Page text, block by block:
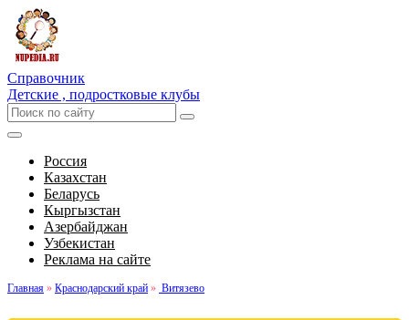
Справочник
Детские , подростковые клубы
Россия
Казахстан
Беларусь
Кыргызстан
Азербайджан
Узбекистан
Реклама на сайте
Главная » Краснодарский край » Витязево